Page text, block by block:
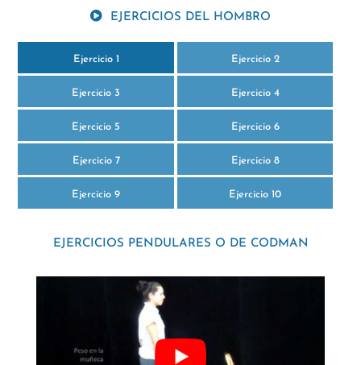
EJERCICIOS DEL HOMBRO
Ejercicio 1 Ejercicio 2
Ejercicio 3 Ejercicio 4
Ejercicio 5 Ejercicio 6
Ejercicio 7 Ejercicio 8
Ejercicio 9 Ejercicio 10
EJERCICIOS PENDULARES O DE CODMAN